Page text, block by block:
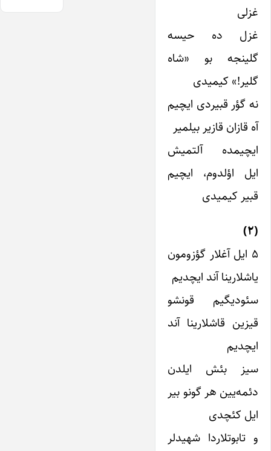
غزلی
غزل ده حیسه
گلینجه بو «شاه
گلیر!» کیمیدی
نه گؤر قبیردی ایچیم
آه قازان قازیر بیلمیر
ایچیمده آلتمیش
ایل اؤلدوم، ایچیم
قبیر کیمیدی
(۲)
۵ ایل آغلار گؤزومون
یاشلارینا آند ایچدیم
سئودیگیم قونشو
قیزین قاشلارینا آند
ایچدیم
سیز بئش ایلدن
دئمه‌یین هر گونو بیر
ایل کئچدی
و تابوتلاردا شهیدلر